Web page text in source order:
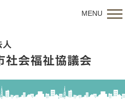
MENU